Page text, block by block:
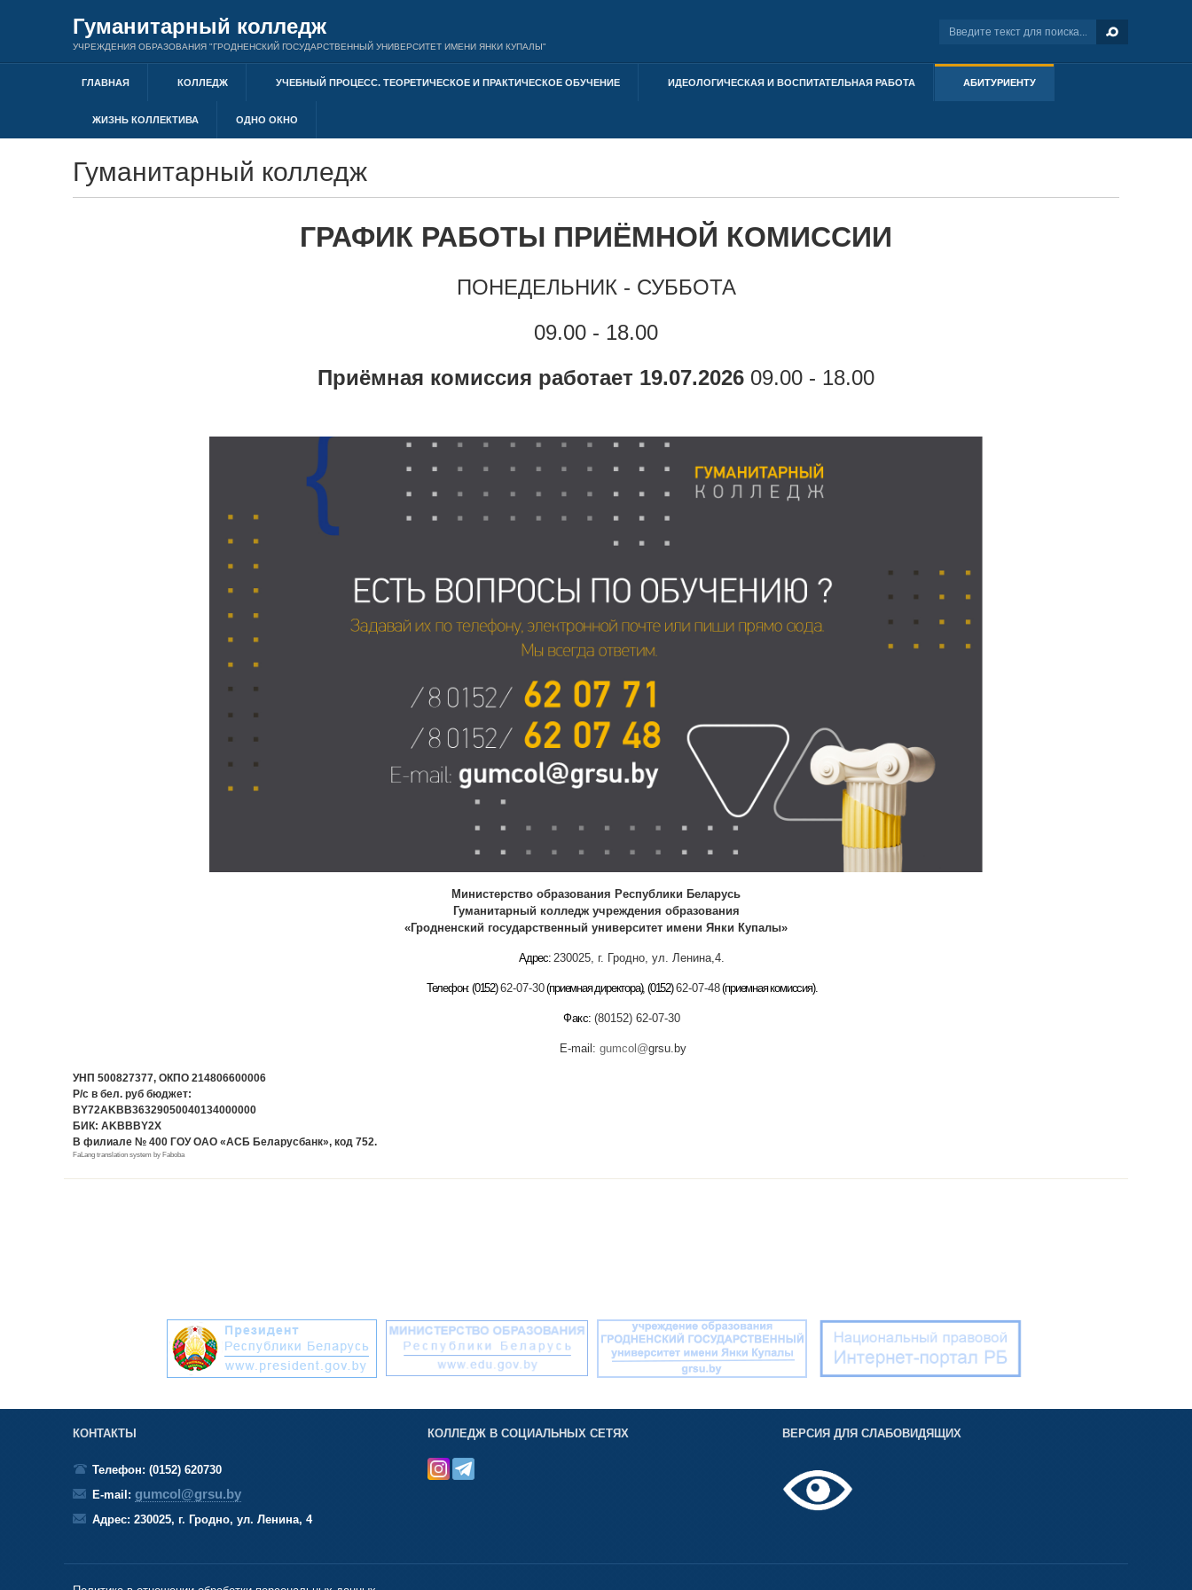
Гуманитарный колледж
УЧРЕЖДЕНИЯ ОБРАЗОВАНИЯ "ГРОДНЕНСКИЙ ГОСУДАРСТВЕННЫЙ УНИВЕРСИТЕТ ИМЕНИ ЯНКИ КУПАЛЫ"
ГЛАВНАЯ КОЛЛЕДЖ УЧЕБНЫЙ ПРОЦЕСС. ТЕОРЕТИЧЕСКОЕ И ПРАКТИЧЕСКОЕ ОБУЧЕНИЕ ИДЕОЛОГИЧЕСКАЯ И ВОСПИТАТЕЛЬНАЯ РАБОТА АБИТУРИЕНТУ
ЖИЗНЬ КОЛЛЕКТИВА ОДНО ОКНО
Гуманитарный колледж
ГРАФИК РАБОТЫ ПРИЁМНОЙ КОМИССИИ
ПОНЕДЕЛЬНИК - СУББОТА
09.00 - 18.00
Приёмная комиссия работает 19.07.2026 09.00 - 18.00
Министерство образования Республики Беларусь
Гуманитарный колледж учреждения образования
«Гродненский государственный университет имени Янки Купалы»
Адрес:230025, г. Гродно, ул. Ленина,4.
Телефон: (0152)62-07-30(приемная директора), (0152)62-07-48(приемная комиссия).
Факс: (80152) 62-07-30
E-mail: gumcol@grsu.by
УНП 500827377, ОКПО 214806600006
Р/с в бел. руб бюджет:
BY72AKBB36329050040134000000
БИК: AKBBBY2X
В филиале № 400 ГОУ ОАО «АСБ Беларусбанк», код 752.
FaLang translation system by Faboba
КОНТАКТЫ
Телефон: (0152) 620730
E-mail: gumcol@grsu.by
Адрес: 230025, г. Гродно, ул. Ленина, 4
КОЛЛЕДЖ В СОЦИАЛЬНЫХ СЕТЯХ ВЕРСИЯ ДЛЯ СЛАБОВИДЯЩИХ